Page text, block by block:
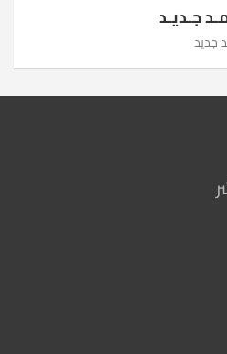
جـديـد
جديد